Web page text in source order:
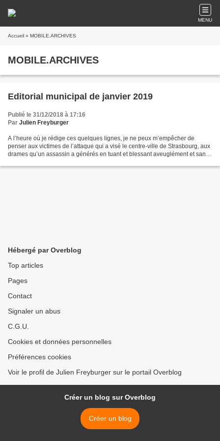
MENU
Accueil » MOBILE.ARCHIVES
MOBILE.ARCHIVES
Editorial municipal de janvier 2019
Publié le 31/12/2018 à 17:16
Par Julien Freyburger
A l’heure où je rédige ces quelques lignes, je ne peux m’empêcher de
penser aux victimes de l’attaque qui a visé le centre-ville de Strasbourg, aux
drames qu’un assassin a générés en tuant et blessant aveuglément et sans
Hébergé par Overblog
Top articles
Pages
Contact
Signaler un abus
C.G.U.
Cookies et données personnelles
Préférences cookies
Voir le profil de Julien Freyburger sur le portail Overblog
Créer un blog sur Overblog
Créer un blog